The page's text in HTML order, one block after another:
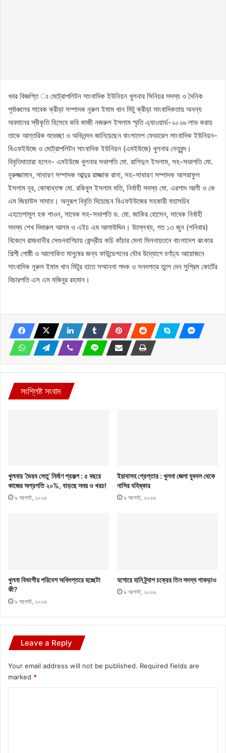
খবর বিজ্ঞপ্তি ঃ মেট্রোপলিটন সাংবাদিক ইউনিয়ন খুলনার সিনিয়র সদস্য ও দৈনিক
পূর্বাঞ্চলের সাবেক ক্রীড়া সম্পাদক নূরুল ইমাম খান মিটু ক্রীড়া সাংবাদিকতায় অনন্য
অবদানের স্বীকৃতি হিসেবে কবি কাজী নজরুল ইসলাম স্মৃতি এ্যাওয়ার্ড-২০২৬ লাভ করায়
তাকে আন্তরিক শুভেচ্ছা ও অভিনন্দন জানিয়েছেন বাংলাদেশ ফেডারেল সাংবাদিক ইউনিয়ন-
বিএফইউজে ও মেট্রোপলিটন সাংবাদিক ইউনিয়ন (এমইউজে) খুলনার নেতৃবৃন্দ।
বিবৃতিদাতারা হলেন- এমইউজে খুলনার সভাপতি মো. রাশিদুল ইসলাম, সহ-সভাপতি মো.
নূরুজ্জামান, সাধারণ সম্পাদক আব্দুর রাজ্জাক রানা, সহ-সাধারণ সম্পাদক আশরাফুল
ইসলাম নূর, কোষাধ্যক্ষ মো. রকিবুল ইসলাম মতি, নির্বাহী সদস্য মো. এরশাদ আলী ও কে
এম জিয়াউস সাদাত। অনুরূপ বিবৃতি দিয়েছেন বিএফইউজের সহকারী মহাসচিব
এহতেশামুল হক শাওন, সাবেক সহ-সভাপতি ড. মো. জাকির হোসেন, সাবেক নির্বাহী
সদস্য শেখ দিদারুল আলম ও এইচ এম আলাউদ্দিন। উল্লেখ্য, গত ১৩ জুন (শনিবার)
বিকেলে রাজধানীর সেগুনবাগিচায় কেন্দ্রীয় কচি কাঁচার মেলা মিলনায়তনে বাংলাদেশ ঝংকার
শিল্পী গোষ্ঠী ও আলোকিত মানুষের জন্য ফাউন্ডেশনের যৌথ উদ্যোগে বর্ণাঢ্য আয়োজনে
সাংবাদিক নূরুল ইমাম খান মিটুর হাতে সম্মাননা পদক ও সনদপত্র তুলে দেন সুপ্রিম কোর্টের
বিচারপতি এস এম মজিবুর রহমান।
সংশ্লিষ্ট সংবাদ
খুলনার ‘ভৈরব সেতু’ নির্মাণ প্রকল্প : ৫ বছরে
কাজের অগ্রগতি ২০%, বাড়ছে সময় ও খরচ!
৯ আগস্ট, ২০২৬
ইয়াবাসহ গ্রেপ্তার : খুলনা জেলা যুবদল থেকে
নাসির বহিষ্কার
৯ আগস্ট, ২০২৬
খুলনা বিভাগীয় পরিবেশ অধিদপ্তরে হচ্ছেটা
কী?
৯ আগস্ট, ২০২৬
যশোরে হানি ট্র্যাপ চক্রের তিন সদস্য পাকড়াও
৯ আগস্ট, ২০২৬
Leave a Reply
Your email address will not be published. Required fields are
marked *